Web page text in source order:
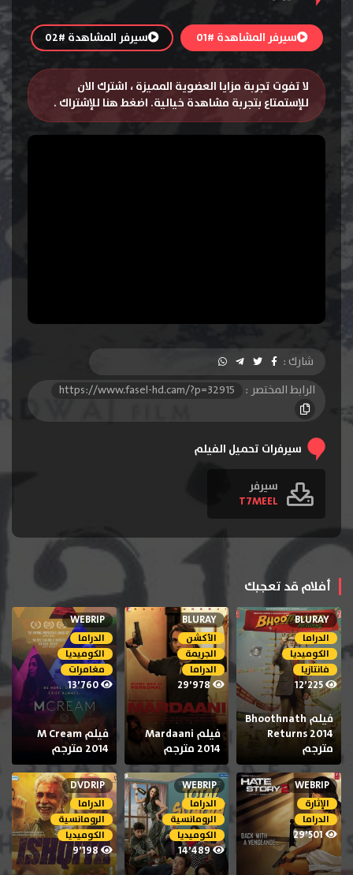
سيرفر المشاهدة #01 سيرفر المشاهدة #02
لا تفوت تجربة مزايا العضوية المميزة ، اشترك الان
للإستمتاع بتجربة مشاهدة خيالية. اضغط هنا للإشتراك .
شارك :
الرابط المختصر :
https://www.fasel-hd.cam/?p=32915
سيرفرات تحميل الفيلم
سيرفر
T7MEEL
أفلام قد تعجبك
BLURAY
الدراما
الكوميديا
فانتازيا
12٬225
فيلم Bhoothnath
Returns 2014
مترجم
BLURAY
الأكشن
الجريمة
الدراما
29٬978
فيلم Mardaani
2014 مترجم
WEBRIP
الدراما
الكوميديا
مغامرات
13٬760
فيلم M Cream
2014 مترجم
WEBRIP
الإثارة
الدراما
29٬501
WEBRIP
الدراما
الرومانسية
الكوميديا
14٬489
DVDRIP
الدراما
الرومانسية
الكوميديا
9٬198